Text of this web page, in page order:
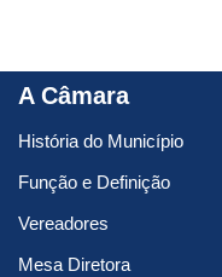
A Câmara
História do Município
Função e Definição
Vereadores
Mesa Diretora